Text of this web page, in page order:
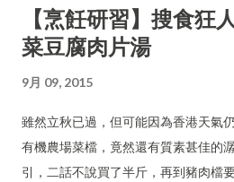
【烹飪研習】搜食狂
菜豆腐肉片湯
9月 09, 2015
雖然立秋已過，但可能因為香港天氣
有機農場菜檔，竟然還有質素甚佳的
引，二話不說買了半斤，再到豬肉檔